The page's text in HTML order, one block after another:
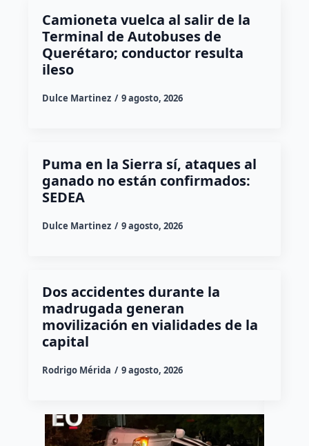
Camioneta vuelca al salir de la
Terminal de Autobuses de
Querétaro; conductor resulta
ileso
Dulce Martinez 9 agosto, 2026
Puma en la Sierra sí, ataques al
ganado no están confirmados:
SEDEA
Dulce Martinez 9 agosto, 2026
Dos accidentes durante la
madrugada generan
movilización en vialidades de la
capital
Rodrigo Mérida 9 agosto, 2026